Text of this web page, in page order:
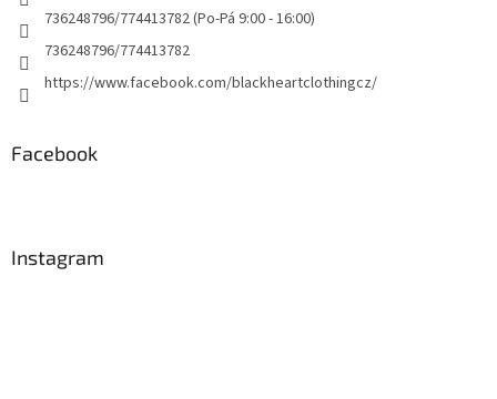
736248796/774413782 (Po-Pá 9:00 - 16:00)
736248796/774413782
https://www.facebook.com/blackheartclothingcz/
Facebook
Instagram